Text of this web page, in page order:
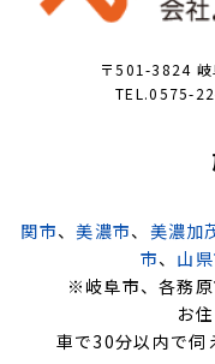
〒501-3824 岐
TEL.0575-
関市、美濃市、 美濃加
市、 山
※岐阜市、各務
お
車で30分以内で伺